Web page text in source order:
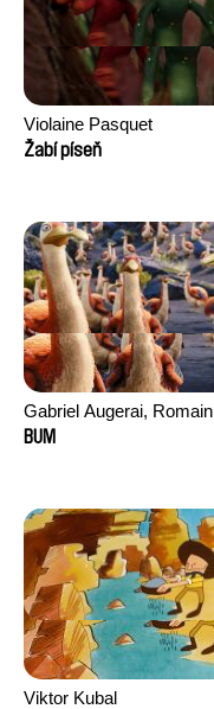
Violaine Pasquet
Žabí píseň
Gabriel Augerai, Romain
Augier, Laurie Pereira De
BUM
Viktor Kubal